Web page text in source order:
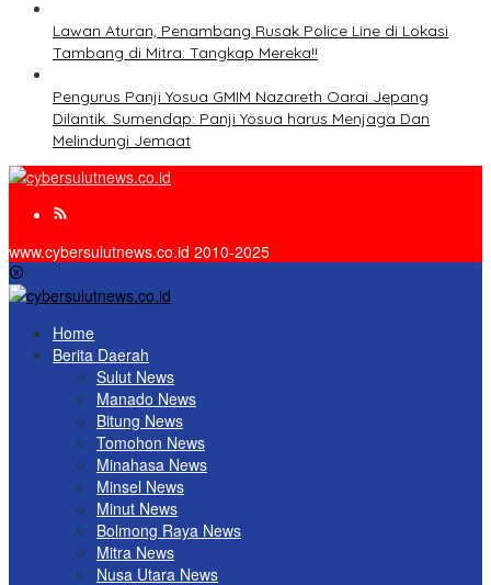
Lawan Aturan, Penambang Rusak Police Line di Lokasi
Tambang di Mitra: Tangkap Mereka!!
Pengurus Panji Yosua GMIM Nazareth Oarai Jepang
Dilantik. Sumendap: Panji Yosua harus Menjaga Dan
Melindungi Jemaat
www.cybersulutnews.co.id 2010-2025
Home
Berita Daerah
Sulut News
Manado News
Bitung News
Tomohon News
Minahasa News
Minsel News
Minut News
Bolmong Raya News
Mitra News
Nusa Utara News